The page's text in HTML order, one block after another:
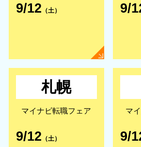
9/12 （土） 9/
札幌
マイナビ転職フェア
9/12 （土）
マ
9/